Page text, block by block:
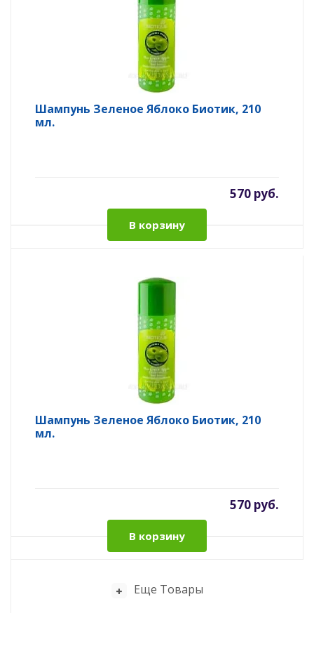
Шампунь Зеленое Яблоко Биотик, 210
мл.
570 руб.
В корзину
Шампунь Зеленое Яблоко Биотик, 210
мл.
570 руб.
В корзину
Еще Товары